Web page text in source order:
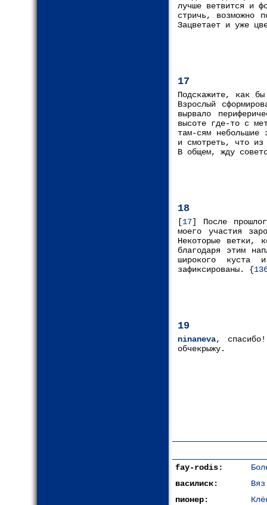
лучше ветвится и
стричь, возможно
Зацветает и уже
17
Подскажите, как
Взрослый
вырвало
высоте где-то с
там-сям небольшие
и смотреть, что из
В общем, жду
18
[17] После
моего участия
Некоторые ветки,
благодаря этим
широкого
зафиксированы. {
19
ninaneva,
обчекрыжу.
fay-rodis:
василиск:
пионер: